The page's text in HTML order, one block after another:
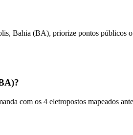
Bahia (BA), priorize pontos públicos
com os 4 eletropostos mapeados